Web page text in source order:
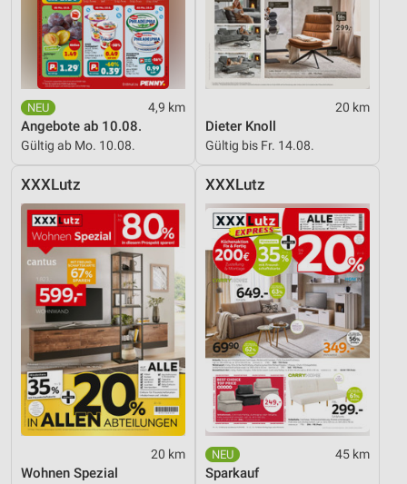
4,9 km
Angebote ab 10.08.
Gültig ab Mo. 10.08.
20 km
Dieter Knoll
Gültig bis Fr. 14.08.
XXXLutz
20 km
Wohnen Spezial
XXXLutz
45 km
Sparkauf